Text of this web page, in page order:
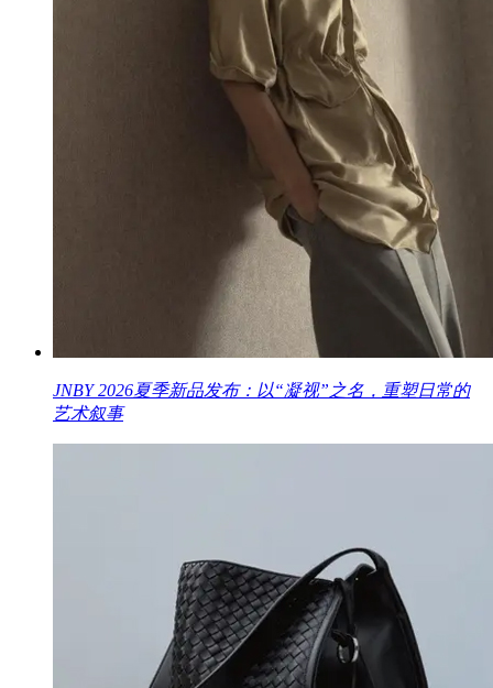
JNBY 2026夏季新品发布：以“凝视”之名，重塑日常的
艺术叙事